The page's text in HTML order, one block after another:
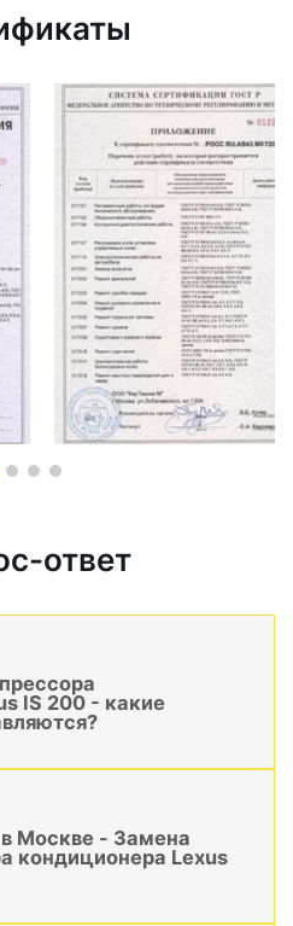
ответ
IS 200 - какие
Москве - Замена
кондиционера Lexus